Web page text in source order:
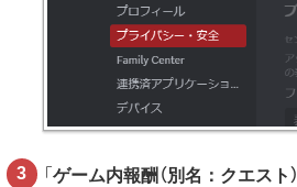
「ゲーム内報酬（別名：クエスト）